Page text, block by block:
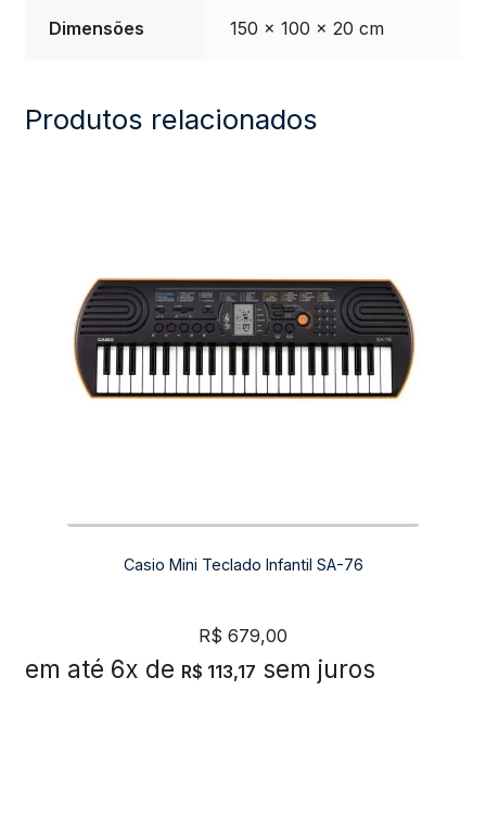
Dimensões 150 × 100 × 20 cm
Produtos relacionados
Casio Mini Teclado Infantil SA-76
R$ 679,00
em até 6x de R$ 113,17 sem juros